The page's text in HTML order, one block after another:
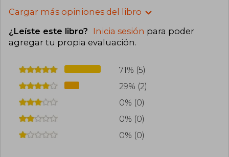
Cargar más opiniones del libro
¿Leíste este libro? Inicia sesión para poder
agregar tu propia evaluación.
71% (5)
29% (2)
0% (0)
0% (0)
0% (0)